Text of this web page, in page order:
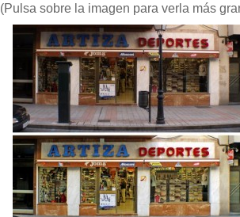
(Pulsa sobre la imagen para verla más